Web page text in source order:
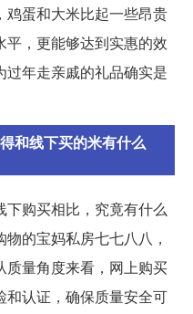
鸡蛋和大米比起一些昂贵
，更能够达到实惠的效
年走亲戚的礼品确实是
和线下买的米有什么
购买相比，究竟有什么
的宝妈私房七七八八，
质量角度来看，网上购买
和认证，确保质量安全可